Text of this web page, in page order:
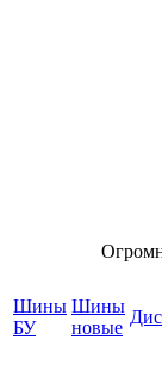
Шины
БУ
Шины
новые